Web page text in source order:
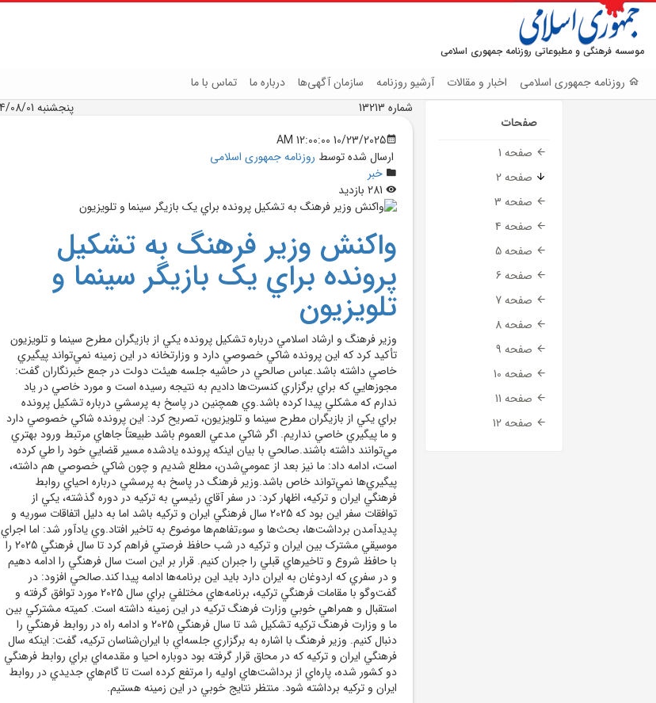
موسسه فرهنگی و مطبوعاتی روزنامه جمهوری اسلامی
روزنامه جمهوری اسلامی اخبار و مقالات آرشیو روزنامه سازمان آگهی‌ها درباره ما تماس با ما
صفحات
صفحه 1
صفحه 2
صفحه 3
صفحه 4
صفحه 5
صفحه 6
صفحه 7
صفحه 8
صفحه 9
صفحه 10
صفحه 11
صفحه 12
شماره 13213
پنجشنبه 1404/08/01
10/23/2025 12:00:00 AM
ارسال شده توسط روزنامه جمهوری اسلامی
خبر
واکنش وزير فرهنگ به تشکيل
پرونده براي يک بازيگر سينما و
تلويزيون
وزير فرهنگ و ارشاد اسلامي درباره تشکيل پرونده يکي از بازيگران مطرح سينما و تلويزيون
تأکيد کرد که اين پرونده شاکي خصوصي دارد و وزارتخانه در اين زمينه نمي‌تواند پيگيري
خاصي داشته باشد.عباس صالحي در حاشيه جلسه هيئت دولت در جمع خبرنگاران گفت:
مجوزهايي که براي برگزاري کنسرت‌ها داديم به نتيجه رسيده است و مورد خاصي در ياد
ندارم که مشکلي پيدا کرده باشد.وي همچنين در پاسخ به پرسشي درباره تشکيل پرونده
براي يکي از بازيگران مطرح سينما و تلويزيون، تصريح کرد: اين پرونده شاکي خصوصي دارد
و ما پيگيري‌ خاصي نداريم. اگر شاکي مدعي العموم باشد طبيعتاً جاهاي مرتبط ورود بهتري
مي‌توانند داشته باشند.صالحي با بيان اينکه پرونده يادشده مسير قضايي خود را طي کرده
است، ادامه داد: ما نيز بعد از عمومي‌شدن، مطلع شديم و چون شاکي خصوصي هم داشته،
پيگيري‌ها نمي‌تواند خاص باشد.وزير فرهنگ در پاسخ به پرسشي درباره احياي روابط
فرهنگي ايران و ترکيه، اظهار کرد: در سفر آقاي رئيسي به ترکيه در دوره گذشته، يکي از
توافقات سفر اين بود که 2025 سال فرهنگي ايران و ترکيه باشد اما به دليل اتفاقات سوريه و
پديدآمدن برداشت‌ها، بحث‌ها و سوءتفاهم‌ها موضوع به تاخير افتاد.وي يادآور شد: اما اجراي
موسيقي مشترک بين ايران و ترکيه در شب حافظ فرصتي فراهم کرد تا سال فرهنگي 2025 را
با حافظ شروع و تاخيرهاي قبلي را جبران کنيم. قرار بر اين است سال فرهنگي را ادامه دهيم
و در سفري که اردوغان به ايران دارد بايد اين برنامه‌ها ادامه پيدا کند.صالحي افزود: در
گفت‌وگو با مقامات فرهنگي ترکيه، برنامه‌هاي مختلفي براي سال 2025 مورد توافق گرفته و
استقبال و همراهي خوبي وزارت فرهنگ ترکيه در اين زمينه داشته است. کميته مشترکي بين
ما و وزارت فرهنگ ترکيه تشکيل شد تا سال فرهنگي 2025 و ادامه راه در روابط فرهنگي را
دنبال کنيم. وزير فرهنگ با اشاره به برگزاري جلسه‌اي با ايران‌شناسان ترکيه، گفت: اينکه سال
فرهنگي ايران و ترکيه که در محاق قرار گرفته بود دوباره احيا و مقدمه‌اي براي روابط فرهنگي
دو کشور شده، پاره‌اي از برداشت‌هاي اوليه را مرتفع کرده است تا گام‌هاي جديدي در روابط
ايران و ترکيه برداشته شود. منتظر نتايج خوبي در اين زمينه هستيم.